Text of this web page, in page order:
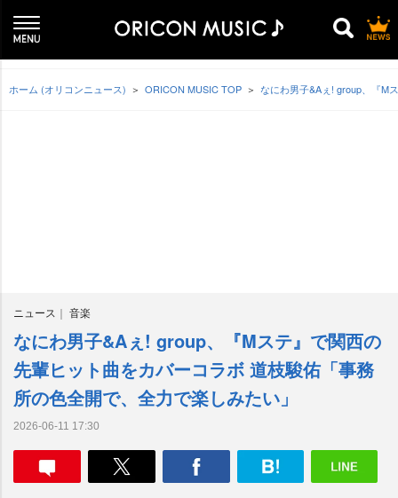
ホーム (オリコンニュース) ORICON MUSIC TOP なにわ男子&Aぇ! group、『M
ニュース 音楽
なにわ男子&Aぇ! group、『Mステ』で関西の
先輩ヒット曲をカバーコラボ 道枝駿佑「事務
所の色全開で、全力で楽しみたい」
2026-06-11 17:30